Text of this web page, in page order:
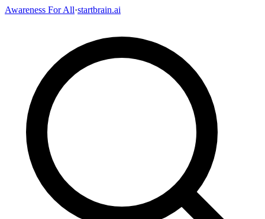
Awareness For All·startbrain.ai